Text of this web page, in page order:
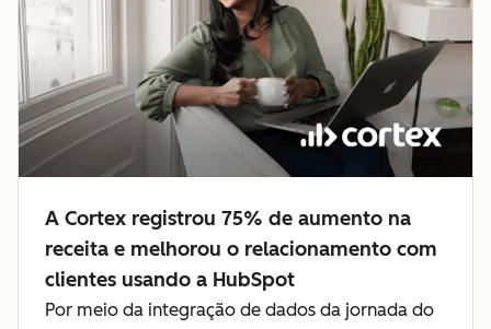
A Cortex registrou 75% de aumento na
receita e melhorou o relacionamento com
clientes usando a HubSpot
Por meio da integração de dados da jornada do